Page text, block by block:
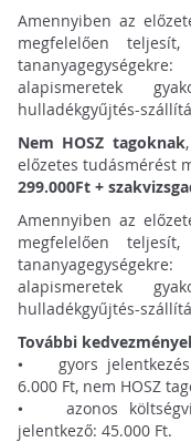
Amennyiben az
megfelelően
alapismeretek
hulladékgyűjtés-
Nem HOSZ tagoknak
előzetes tudásmérést
299.000Ft +
Amennyiben az
megfelelően
alapismeretek
hulladékgyűjtés-
További
• gyors
6.000 Ft, nem HOSZ
• azonos
jelentkező: 45.000 Ft.